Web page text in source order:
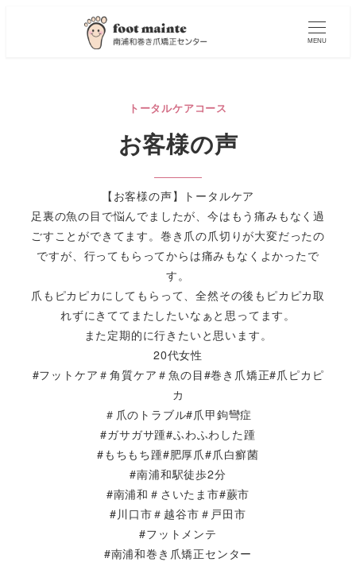
MENU
トータルケアコース
お客様の声
【お客様の声】トータルケア
足裏の魚の目で悩んでましたが、今はもう痛みもなく過
ごすことができてます。巻き爪の爪切りが大変だったの
ですが、行ってもらってからは痛みもなくよかったで
す。
爪もピカピカにしてもらって、全然その後もピカピカ取
れずにきててまたしたいなぁと思ってます。
また定期的に行きたいと思います。
20代女性
#フットケア＃角質ケア＃魚の目#巻き爪矯正#爪ピカピ
カ
＃爪のトラブル#爪甲鉤彎症
#ガサガサ踵#ふわふわした踵
#もちもち踵#肥厚爪#爪白癬菌
#南浦和駅徒歩2分
#南浦和＃さいたま市#蕨市
#川口市＃越谷市＃戸田市
#フットメンテ
#南浦和巻き爪矯正センター